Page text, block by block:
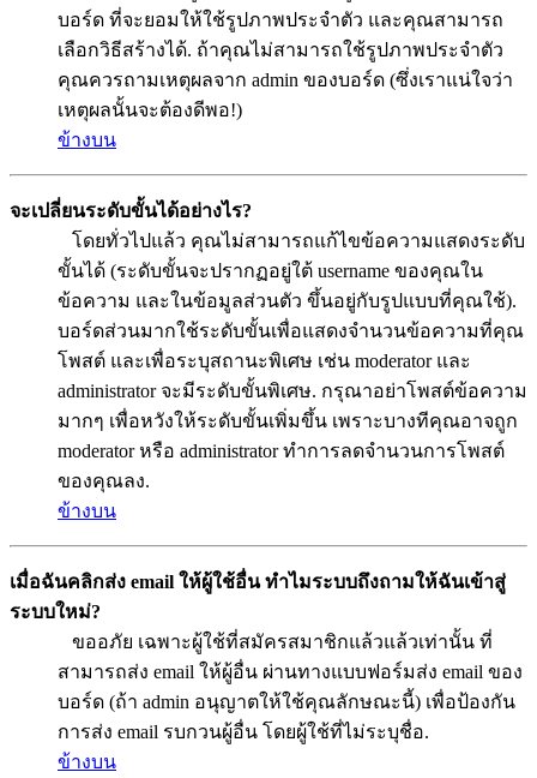
บอร์ด ที่จะยอมให้ใช้รูปภาพประจำตัว และคุณสามารถ
เลือกวิธีสร้างได้. ถ้าคุณไม่สามารถใช้รูปภาพประจำตัว
คุณควรถามเหตุผลจาก admin ของบอร์ด (ซึ่งเราแน่ใจว่า
เหตุผลนั้นจะต้องดีพอ!)
ข้างบน
จะเปลี่ยนระดับขั้นได้อย่างไร?
โดยทั่วไปแล้ว คุณไม่สามารถแก้ไขข้อความแสดงระดับ
ขั้นได้ (ระดับขั้นจะปรากฏอยู่ใต้ username ของคุณใน
ข้อความ และในข้อมูลส่วนตัว ขึ้นอยู่กับรูปแบบที่คุณใช้).
บอร์ดส่วนมากใช้ระดับขั้นเพื่อแสดงจำนวนข้อความที่คุณ
โพสต์ และเพื่อระบุสถานะพิเศษ เช่น moderator และ
administrator จะมีระดับขั้นพิเศษ. กรุณาอย่าโพสต์ข้อความ
มากๆ เพื่อหวังให้ระดับขั้นเพิ่มขึ้น เพราะบางทีคุณอาจถูก
moderator หรือ administrator ทำการลดจำนวนการโพสต์
ของคุณลง.
ข้างบน
เมื่อฉันคลิกส่ง email ให้ผู้ใช้อื่น ทำไมระบบถึงถามให้ฉันเข้าสู่
ระบบใหม่?
ขออภัย เฉพาะผู้ใช้ที่สมัครสมาชิกแล้วแล้วเท่านั้น ที่
สามารถส่ง email ให้ผู้อื่น ผ่านทางแบบฟอร์มส่ง email ของ
บอร์ด (ถ้า admin อนุญาตให้ใช้คุณลักษณะนี้) เพื่อป้องกัน
การส่ง email รบกวนผู้อื่น โดยผู้ใช้ที่ไม่ระบุชื่อ.
ข้างบน